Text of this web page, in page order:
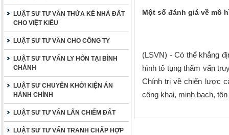
LUẬT SƯ TƯ VẤN THỪA KẾ NHÀ ĐẤT
CHO VIỆT KIỀU
LUẬT SƯ TƯ VẤN CHO CÔNG TY
LUẬT SƯ TƯ VẤN LY HÔN TẠI BÌNH
CHÁNH
LUẬT SƯ CHUYÊN KHỞI KIỆN ÁN
HÀNH CHÍNH
LUẬT SƯ TƯ VẤN LẤN CHIẾM ĐẤT
LUẬT SƯ TƯ VẤN TRANH CHẤP HỢP
Một số đánh giá về mô
(LSVN) - Có thể khẳng
hình tố tụng thẩm vấn
Chính trị về chiến lược
công khai, minh bạch,